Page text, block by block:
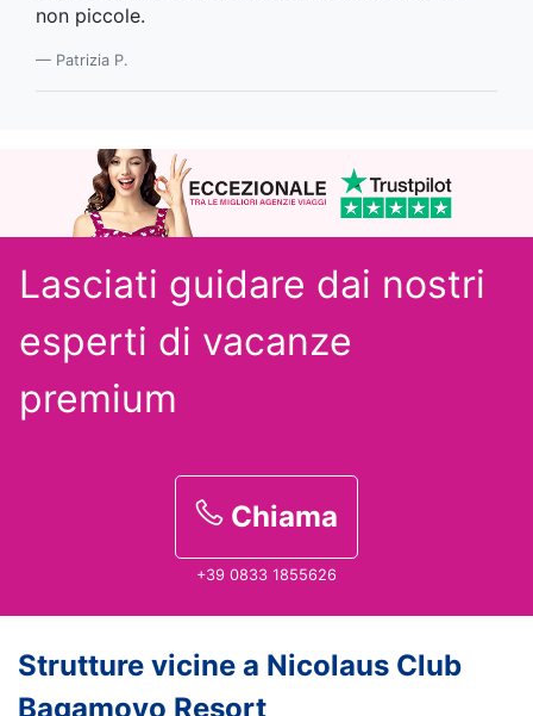
non piccole.
Patrizia P.
Lasciati guidare dai nostri
esperti di vacanze
premium
Chiama
+39 0833 1855626
Strutture vicine a Nicolaus Club
Bagamoyo Resort